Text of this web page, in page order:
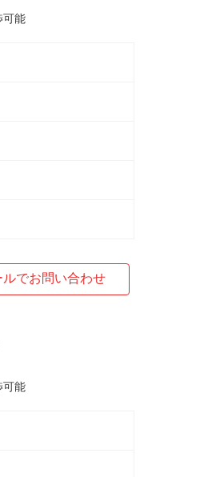
可能
ルでお問い合わせ
可能